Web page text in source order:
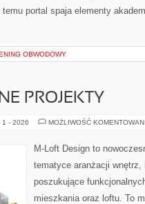
portal spaja elementy
OBWODOWY
PROJEKTY
1 - 2026 MOŻLIWOŚĆ
M-Loft Design to
tematyce aranżacji
poszukujące
mieszkania oraz loftu. To